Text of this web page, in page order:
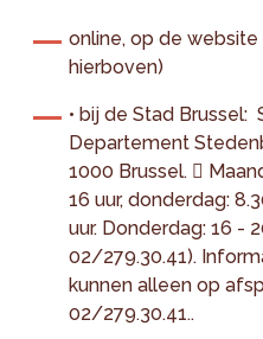
online, op de
hierboven)
• bij de Stad Brussel:
Departement
1000 Brussel. 
16 uur, donderdag:
uur. Donderdag: 16 -
02/279.30.41).
kunnen alleen op
02/279.30.41..